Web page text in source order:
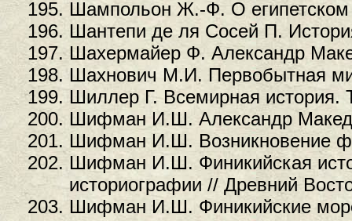
Шампольон Ж.-Ф. О
Шантепи де ля Сосей П.
Шахермайер Ф. Александр
Шахнович М.И. Первобытная
Шиллер Г. Всемирная
Шифман И.Ш. Александр
Шифман И.Ш. Возникновение
Шифман И.Ш. Финикийская
историографии // Древний
Шифман И.Ш. Финикийские